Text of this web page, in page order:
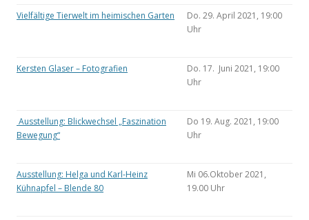
Vielfältige Tierwelt im heimischen Garten
Do. 29. April 2021, 19:00
Uhr
Kersten Glaser – Fotografien
Do. 17. Juni 2021, 19:00
Uhr
Ausstellung: Blickwechsel „Faszination
Bewegung“
Do 19. Aug. 2021, 19:00
Uhr
Ausstellung: Helga und Karl-Heinz
Kühnapfel – Blende 80
Mi 06.Oktober 2021,
19.00 Uhr